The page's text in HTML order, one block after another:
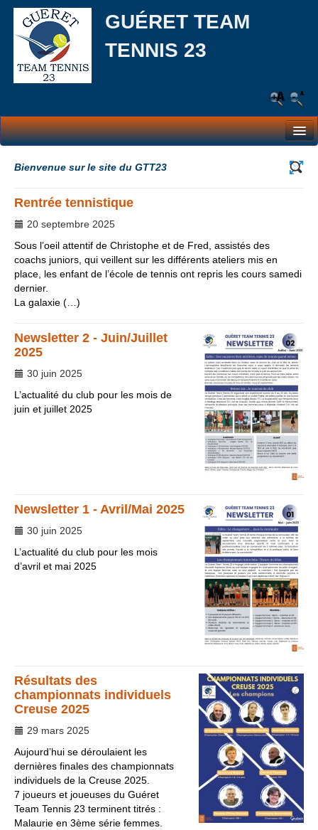
GUÉRET TEAM
TENNIS 23
Responsabilité Sociale et Environnementale (RSE)
Partenaires
Actualités
Bienvenue sur le site du GTT23
Rentrée tennistique
20 septembre 2025
Sous l’oeil attentif de Christophe et de Fred, assistés des
coachs juniors, qui veillent sur les différents ateliers mis en
place, les enfant de l’école de tennis ont repris les cours samedi
dernier.
La galaxie (…)
Newsletter 2 - Juin/Juillet
2025
30 juin 2025
L’actualité du club pour les mois de
juin et juillet 2025
Newsletter 1 - Avril/Mai 2025
30 juin 2025
L’actualité du club pour les mois
d’avril et mai 2025
Résultats des
championnats individuels
Creuse 2025
29 mars 2025
Aujourd’hui se déroulaient les
dernières finales des championnats
individuels de la Creuse 2025.
7 joueurs et joueuses du Guéret
Team Tennis 23 terminent titrés :
Malaurie en 3ème série femmes.